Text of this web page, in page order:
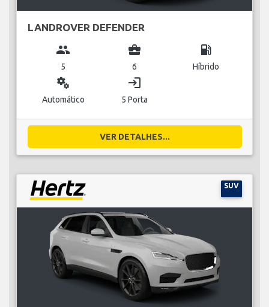
LANDROVER DEFENDER
group
5
business_center
6
local_gas_station
Híbrido
miscellaneous_services
Automático
login
5 Porta
VER DETALHES...
SUV